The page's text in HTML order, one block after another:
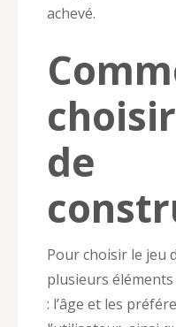
achevé.
de
Pour choisir le jeu
plusieurs
: l’âge et les